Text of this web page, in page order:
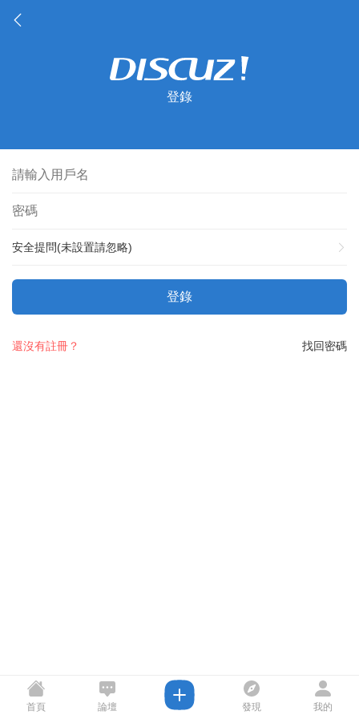
登錄
安全提問(未設置請忽略)
登錄
找回密碼
還沒有註冊？
首頁 論壇 發現 我的